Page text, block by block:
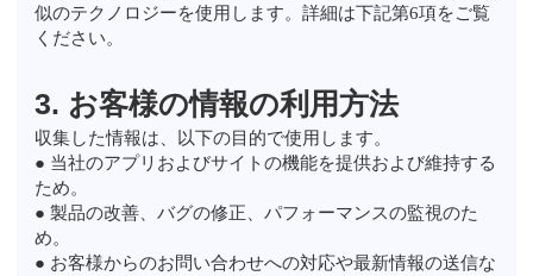
似のテクノロジーを使用します。詳細は下記第6項をご覧
ください。
3. お客様の情報の利用方法
収集した情報は、以下の目的で使用します。
● 当社のアプリおよびサイトの機能を提供および維持する
ため。
● 製品の改善、バグの修正、パフォーマンスの監視のた
め。
● お客様からのお問い合わせへの対応や最新情報の送信な